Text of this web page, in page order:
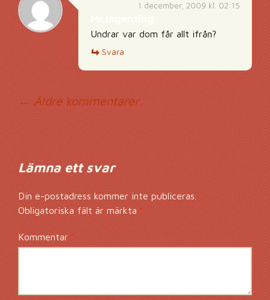
1 december, 2009 kl. 02:15
Undrar var dom får allt ifrån?
Svara
← Äldre kommentarer
Lämna ett svar
Din e-postadress kommer inte publiceras.
Obligatoriska fält är märkta*
Kommentar*